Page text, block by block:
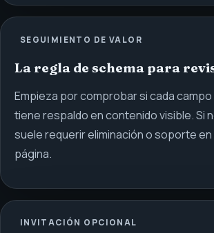
SEGUIMIENTO DE VALOR
La regla de schema para
Empieza por comprobar si cada
tiene respaldo en contenido visible. Si
suele requerir eliminación o soporte
página.
INVITACIÓN OPCIONAL